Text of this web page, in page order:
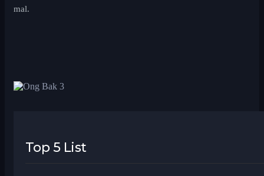
mal.
Top 5 List